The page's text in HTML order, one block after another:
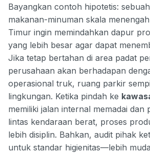
Bayangkan contoh hipotetis:
makanan-minuman skala
Timur ingin memindahkan dapur
yang lebih besar agar dapat
Jika tetap bertahan di area padat
perusahaan akan berhadapan
operasional truk, ruang parkir
lingkungan. Ketika pindah ke
memiliki jalan internal memadai dan
lintas kendaraan berat, proses
lebih disiplin. Bahkan, audit pihak
untuk standar higienitas—lebih